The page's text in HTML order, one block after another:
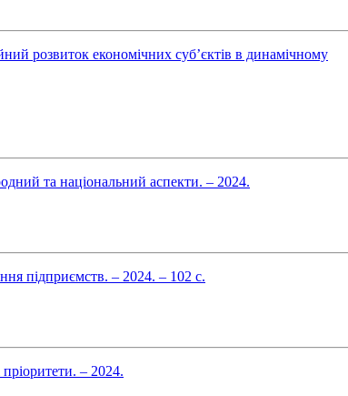
розвиток економічних суб’єктів в динамічному
та національний аспекти. – 2024.
підприємств. – 2024. – 102 с.
пріоритети. – 2024.